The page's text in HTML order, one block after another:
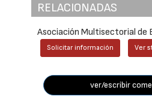
RELACIONADAS
Asociación Multisectorial de
Solicitar información Ver
ver/escribir